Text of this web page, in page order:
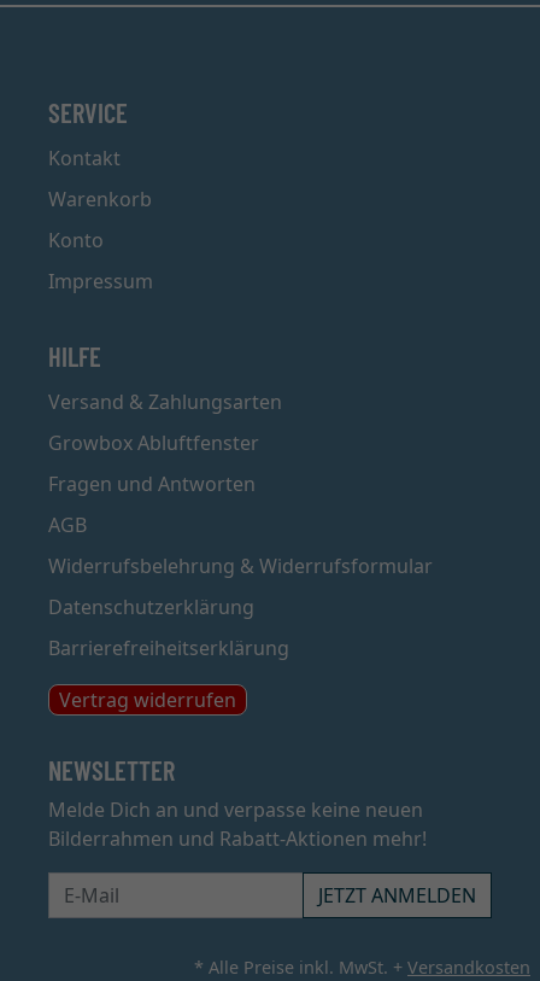
SERVICE
Kontakt
Warenkorb
Konto
Impressum
HILFE
Versand & Zahlungsarten
Growbox Abluftfenster
Fragen und Antworten
AGB
Widerrufsbelehrung & Widerrufsformular
Datenschutzerklärung
Barrierefreiheitserklärung
Vertrag widerrufen
NEWSLETTER
Melde Dich an und verpasse keine neuen
Bilderrahmen und Rabatt-Aktionen mehr!
Newsletter
JETZT ANMELDEN
* Alle Preise inkl. MwSt. + Versandkosten